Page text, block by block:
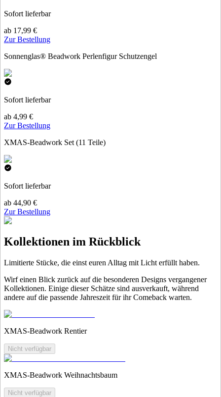
Sofort lieferbar
ab 17,99 €
Zur Bestellung
Sonnenglas® Beadwork Perlenfigur Schutzengel
Sofort lieferbar
ab 4,99 €
Zur Bestellung
XMAS-Beadwork Set (11 Teile)
Sofort lieferbar
ab 44,90 €
Zur Bestellung
Kollektionen im Rückblick
Limitierte Stücke, die einst euren Alltag mit Licht erfüllt haben.
Wirf einen Blick zurück auf die besonderen Designs vergangener
Kollektionen. Einige dieser Schätze sind ausverkauft, während
andere auf die passende Jahreszeit für ihr Comeback warten.
XMAS-Beadwork Rentier
Nicht verfügbar
XMAS-Beadwork Weihnachtsbaum
Nicht verfügbar